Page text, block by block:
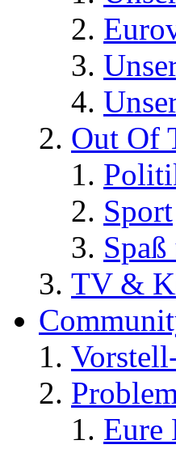
Out Of
Sport
TV &
Eure